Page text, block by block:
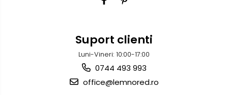
Suport clienti
Luni-Vineri: 10:00-17:00
0744 493 993
office@lemnored.ro